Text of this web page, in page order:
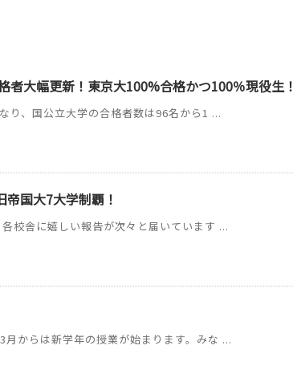
者大幅更新！東京大100%合格かつ100％現役生！
り、国公立大学の合格者数は96名から1 ...
帝国大7大学制覇！
校舎に嬉しい報告が次々と届いています ...
からは新学年の授業が始まります。みな ...